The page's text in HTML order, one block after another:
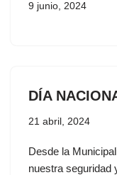
9 junio, 2024
DÍA
21 abril, 2024
Desde la
nuestra seguridad